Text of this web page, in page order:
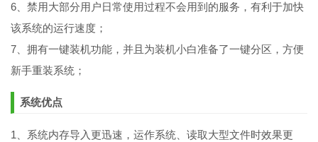
6、禁用大部分用户日常使用过程不会用到的服务，有利于加快
该系统的运行速度；
7、拥有一键装机功能，并且为装机小白准备了一键分区，方便
新手重装系统；
系统优点
1、系统内存导入更迅速，运作系统、读取大型文件时效果更